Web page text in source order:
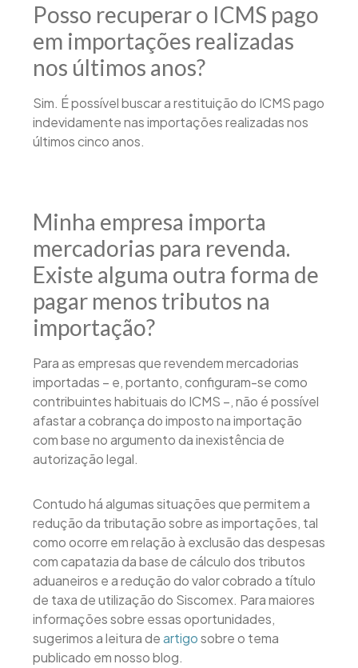
Posso recuperar o ICMS pago
em importações realizadas
nos últimos anos?
Sim. É possível buscar a restituição do ICMS pago
indevidamente nas importações realizadas nos
últimos cinco anos.
Minha empresa importa
mercadorias para revenda.
Existe alguma outra forma de
pagar menos tributos na
importação?
Para as empresas que revendem mercadorias
importadas – e, portanto, configuram-se como
contribuintes habituais do ICMS –, não é possível
afastar a cobrança do imposto na importação
com base no argumento da inexistência de
autorização legal.
Contudo há algumas situações que permitem a
redução da tributação sobre as importações, tal
como ocorre em relação à exclusão das despesas
com capatazia da base de cálculo dos tributos
aduaneiros e a redução do valor cobrado a título
de taxa de utilização do Siscomex. Para maiores
informações sobre essas oportunidades,
sugerimos a leitura deartigosobre o tema
publicado em nosso blog.